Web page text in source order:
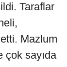
Taraflar
Mazlum
çok sayıda